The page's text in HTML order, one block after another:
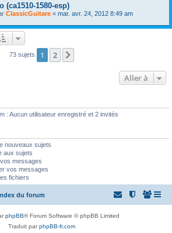
(ca1510-1580-esp)
ClassicGuitare « mar. avr. 24, 2012 8:49 am
73 sujets 1 2
Aller à
: Aucun utilisateur enregistré et 2 invités
nouveaux sujets
aux sujets
messages
vos messages
fichiers
du forum
phpBB® Forum Software © phpBB Limited
Traduit parphpBB-fr.com